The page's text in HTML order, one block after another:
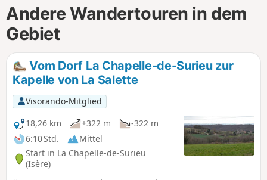
Andere Wandertouren in dem
Gebiet
Vom Dorf La Chapelle-de-Surieu zur
Kapelle von La Salette
Visorando-Mitglied
18,26 km
+322 m
-322 m
6:10 Std.
Mittel
Start in La Chapelle-de-Surieu
(Isère)